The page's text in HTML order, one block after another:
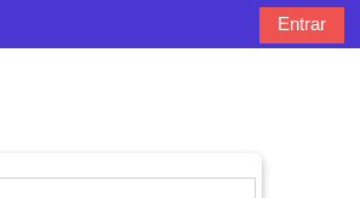
Entrar